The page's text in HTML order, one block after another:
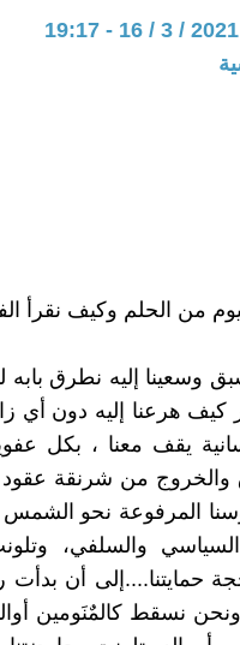
من الحلم وكيف نقرأ
سبق وسعينا إليه نطرق
كيف هرعنا إليه دون أي
يقف معنا ، بكل
والخروج من شرنقة
المرفوعة نحو الشمس
والسلفي،
أن بدأت
ونحن نسقط كالمٌنَومين